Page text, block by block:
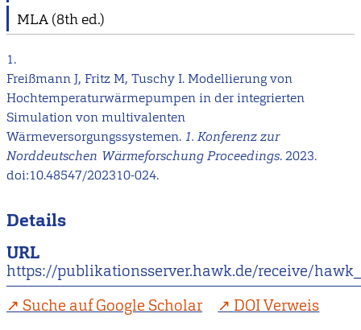
MLA (8th ed.)
1.
Freißmann J, Fritz M, Tuschy I. Modellierung von
Hochtemperaturwärmepumpen in der integrierten
Simulation von multivalenten
Wärmeversorgungssystemen. 1. Konferenz zur
Norddeutschen Wärmeforschung Proceedings. 2023.
doi:10.48547/202310-024.
Details
URL
https://publikationsserver.hawk.de/receive/
Suche auf Google Scholar
DOI Verweis